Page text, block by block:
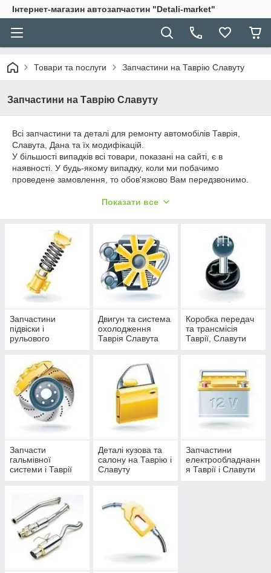
Інтернет-магазин автозапчастин "Detali-market"
Товари та послуги Запчастини на Таврію Славуту
Запчастини на Таврію Славуту
Всі запчастини та деталі для ремонту автомобілів Таврія,
Славута, Дана та їх модифікацій.
У більшості випадків всі товари, показані на сайті, є в
наявності. У будь-якому випадку, коли ми побачимо
проведене замовлення, то обов'язково Вам передзвонимо.
або її виробника - телефонуйте або пишіть на електронну
На всі запитання ми обов'язково дамо відповідь.
Рекомендуємо ознайомлення з нашим асортиментом
розпочати з розділу "
Підвіска і рульове управління ".
Показати все
Запчастини
підвіски і
рульового
Двигун та система
охолодження
Таврія Славута
Коробка передач
та трансмісія
Таврії, Славути
Запчасти
гальмівної
системи і Таврії
Деталі кузова та
салону на Таврію і
Славуту
Запчастини
електрообладнанн
я Таврії і Славути